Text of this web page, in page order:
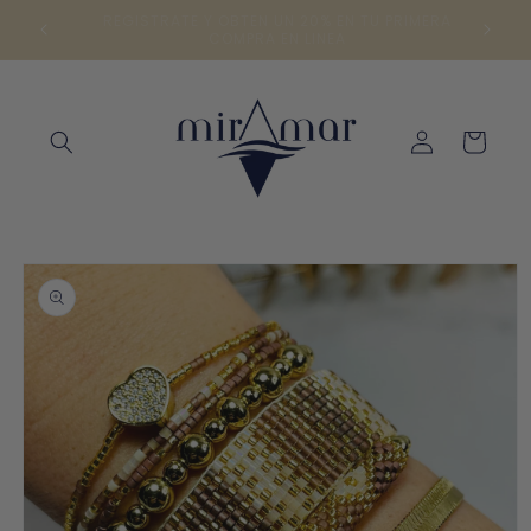
Iniciar
sesión
Carrito
directamente
a la
información